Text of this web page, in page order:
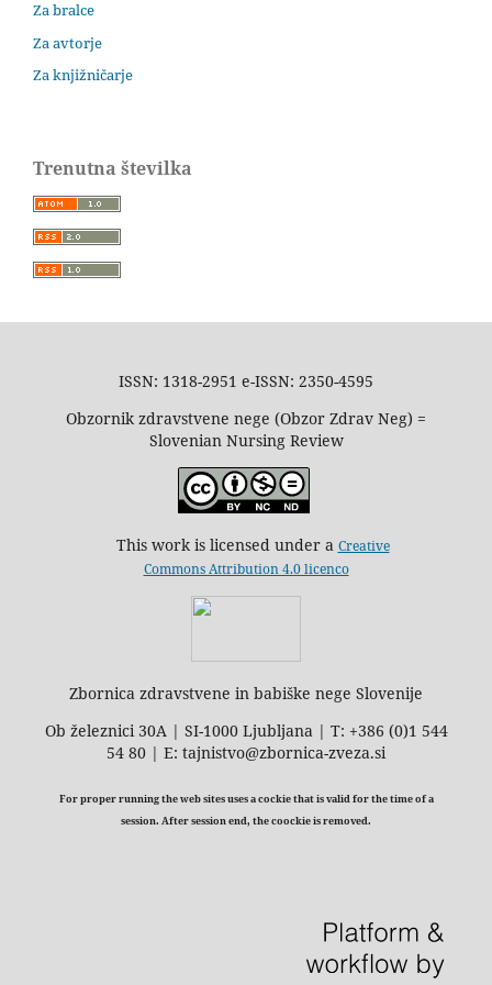
Za bralce
Za avtorje
Za knjižničarje
Trenutna številka
ISSN: 1318-2951 e-ISSN: 2350-4595
Obzornik zdravstvene nege (Obzor Zdrav Neg) =
Slovenian Nursing Review
This work is licensed under a Creative
Commons Attribution 4.0 licenco
Zbornica zdravstvene in babiške nege Slovenije
Ob železnici 30A | SI-1000 Ljubljana | T: +386 (0)1 544
54 80 | E: tajnistvo@zbornica-zveza.si
For proper running the web sites uses a cockie that is valid for the time of a
session. After session end, the coockie is removed.